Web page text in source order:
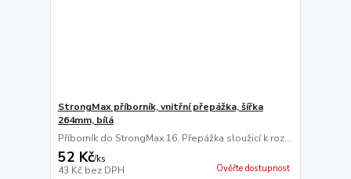
StrongMax příborník, vnitřní přepážka, šířka
264mm, bílá
Příborník do StrongMax 16. Přepážka sloužicí k roz...
52 Kč/ks
43 Kč bez DPH Ověřte dostupnost